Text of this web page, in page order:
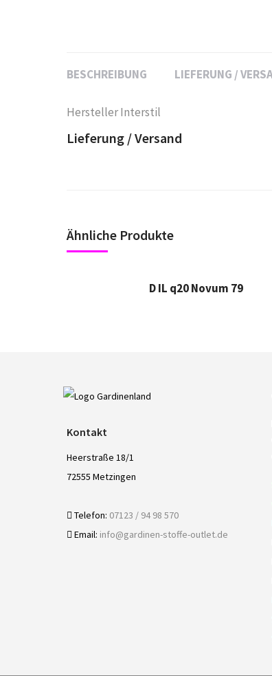
BESCHREIBUNG LIEFERUNG /
Hersteller Interstil
Lieferung / Versand
Ähnliche Produkte
D IL q20 Novum 79
Kontakt
Heerstraße 18/1
72555 Metzingen
Telefon: 07123 / 94 98 570
Email: info@gardinen-stoffe-outlet.de